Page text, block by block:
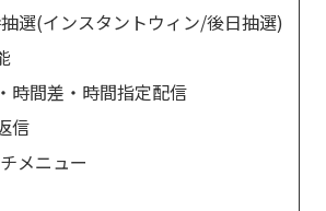
選(インスタントウィン/後日抽選)
時間差・時間指定配信
信
メニュー